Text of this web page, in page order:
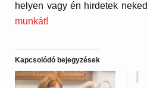
helyen vagy én hirdetek
munkát!
Kapcsolódó bejegyzések